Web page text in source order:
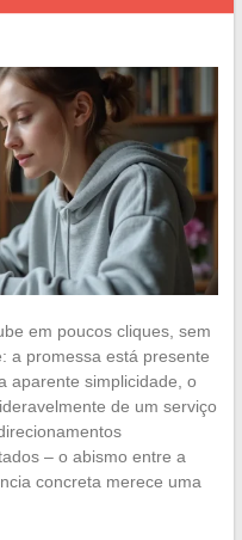
em poucos cliques, sem
a promessa está presente
aparente simplicidade, o
de um serviço
– o abismo entre a
concreta merece uma